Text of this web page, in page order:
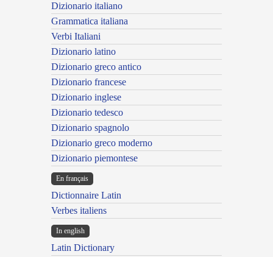
Dizionario italiano
Grammatica italiana
Verbi Italiani
Dizionario latino
Dizionario greco antico
Dizionario francese
Dizionario inglese
Dizionario tedesco
Dizionario spagnolo
Dizionario greco moderno
Dizionario piemontese
En français
Dictionnaire Latin
Verbes italiens
In english
Latin Dictionary